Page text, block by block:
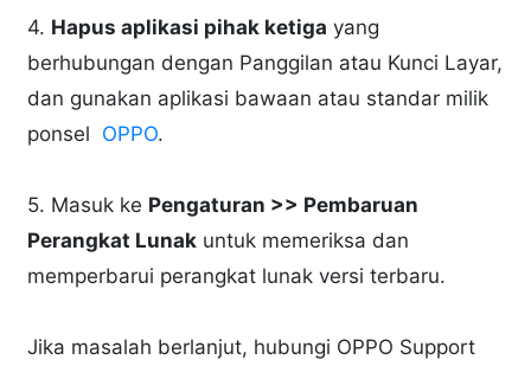
4. Hapus aplikasi pihak ketiga yang
berhubungan dengan Panggilan atau Kunci Layar,
dan gunakan aplikasi bawaan atau standar milik
ponsel OPPO.
5. Masuk ke Pengaturan >> Pembaruan
Perangkat Lunak untuk memeriksa dan
memperbarui perangkat lunak versi terbaru.
Jika masalah berlanjut, hubungi OPPO Support